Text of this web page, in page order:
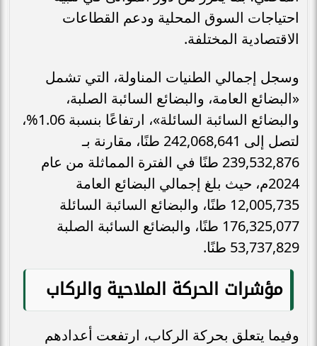
احتياجات السوق المحلية ودعم القطاعات
الاقتصادية المختلفة.
وسجل إجمالي الطنيات المناولة، التي تشمل
«البضائع العامة، والبضائع السائبة الصلبة،
والبضائع السائبة السائلة»، ارتفاعًا بنسبة 1.06%،
لتصل إلى 242,068,641 طنًا، مقارنة بـ
239,532,876 طنًا في الفترة المماثلة من عام
2024م، حيث بلغ إجمالي البضائع العامة
12,005,735 طنًا، والبضائع السائبة السائلة
176,325,077 طنًا، والبضائع السائبة الصلبة
53,737,829 طنًا.
مؤشرات الحركة الملاحية والركاب
وفيما يتعلق بحركة الركاب، ارتفعت أعدادهم